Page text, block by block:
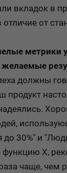
вкладок в
от
метрики
желаемые
должны
продукт
до 30%" и
X,
чаще, чем